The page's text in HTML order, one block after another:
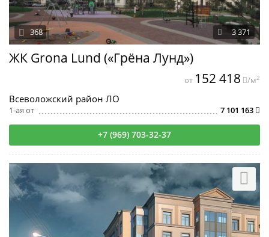
ЖК Grona Lund («Грёна Лунд»)
3 371
368
Всеволожский район ЛО
1-ая от 7 101 163
от 152 418 /м2
+7 (969) 703-32-37